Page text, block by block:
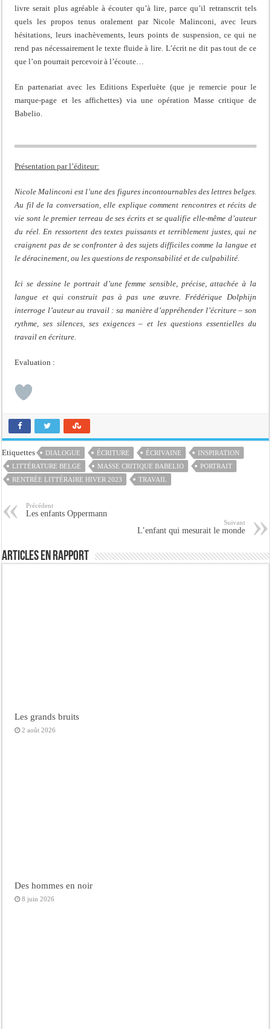
livre serait plus agréable à écouter qu’à lire, parce qu’il retranscrit tels
quels les propos tenus oralement par Nicole Malinconi, avec leurs
hésitations, leurs inachèvements, leurs points de suspension, ce qui ne
rend pas nécessairement le texte fluide à lire. L’écrit ne dit pas tout de ce
que l’on pourrait percevoir à l’écoute…
En partenariat avec les Editions Esperluète (que je remercie pour le
marque-page et les affichettes) via une opération Masse critique de
Babelio.
Présentation par l’éditeur:
Nicole Malinconi est l’une des figures incontournables des lettres belges.
Au fil de la conversation, elle explique comment rencontres et récits de
vie sont le premier terreau de ses écrits et se qualifie elle-même d’auteur
du réel. En ressortent des textes puissants et terriblement justes, qui ne
craignent pas de se confronter à des sujets difficiles comme la langue et
le déracinement, ou les questions de responsabilité et de culpabilité.
Ici se dessine le portrait d’une femme sensible, précise, attachée à la
langue et qui construit pas à pas une œuvre. Frédérique Dolphijn
interroge l’auteur au travail : sa manière d’appréhender l’écriture – son
rythme, ses silences, ses exigences – et les questions essentielles du
travail en écriture.
Evaluation :
Etiquettes DIALOGUE ÉCRITURE ÉCRIVAINE
INSPIRATION
LITTÉRATURE BELGE
MASSE CRITIQUE BABELIO
PORTRAIT
RENTRÉE LITTÉRAIRE HIVER 2023
TRAVAIL
Précédent
Les enfants Oppermann
Suivant
L’enfant qui mesurait le monde
Articles en rapport
Les grands bruits
2 août 2026
Des hommes en noir
8 juin 2026